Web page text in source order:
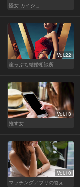
怪女-カイジョ-
Vol.22
崖っぷち結婚相談所
Vol.13
推す女
Vol.10
マッチングアプリの答えあわせ【A】